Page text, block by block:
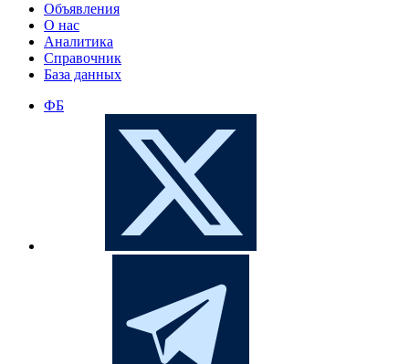
Объявления
О нас
Аналитика
Справочник
База данных
ФБ